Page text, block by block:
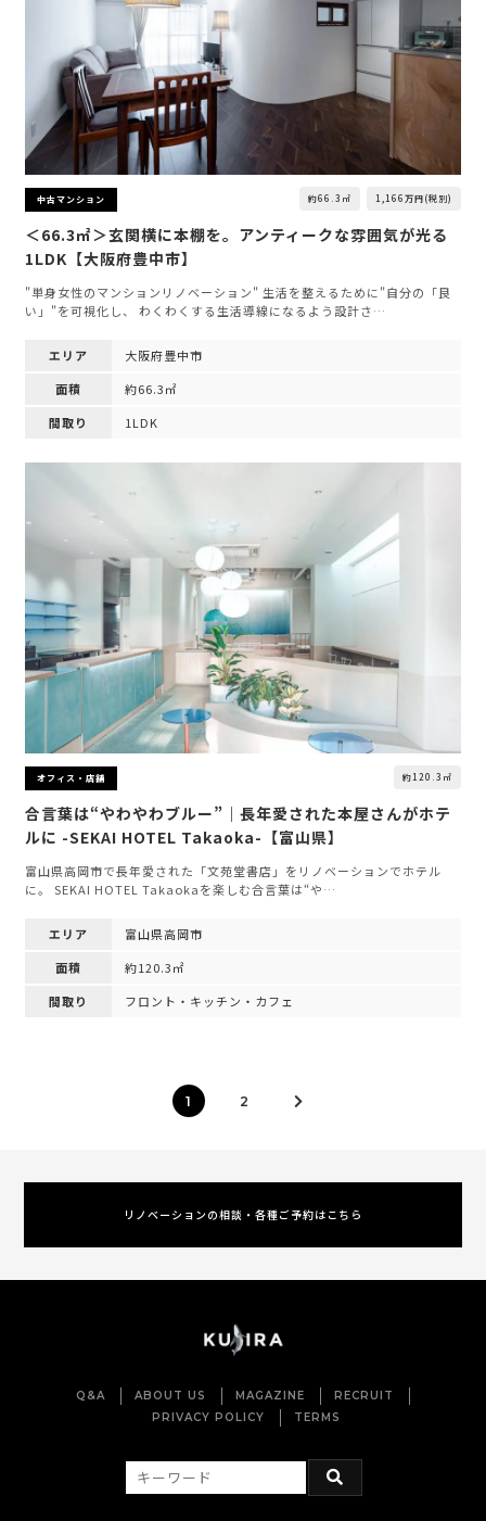
中古マンション 約66.3㎡ 1,166万円(税別)
＜66.3㎡＞玄関横に本棚を。アンティークな雰囲気が光る
1LDK【大阪府豊中市】
"単身女性のマンションリノベーション" 生活を整えるために"自分の「良
い」"を可視化し、 わくわくする生活導線になるよう設計さ…
エリア
大阪府豊中市
面積
約66.3㎡
間取り
1LDK
オフィス・店舗 約120.3㎡
合言葉は“やわやわブルー”｜長年愛された本屋さんがホテ
ルに -SEKAI HOTEL Takaoka-【富山県】
富山県高岡市で長年愛された「文苑堂書店」をリノベーションでホテル
に。 SEKAI HOTEL Takaokaを楽しむ合言葉は“や…
エリア
富山県高岡市
面積
約120.3㎡
間取り
フロント・キッチン・カフェ
1 2
リノベーションの相談・各種ご予約はこちら
Q&A ABOUT US MAGAZINE
RECRUIT
PRIVACY POLICY
TERMS